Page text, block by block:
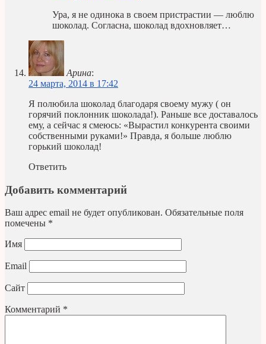
Ура, я не одинока в своем пристрастии — люблю
шоколад. Согласна, шоколад вдохновляет…
Арина:
24 марта, 2014 в 17:42
Я полюбила шоколад благодаря своему мужу ( он
горячий поклонник шоколада!). Раньше все доставалось
ему, а сейчас я смеюсь: «Вырастил конкурента своими
собственными руками!» Правда, я больше люблю
горький шоколад!
Ответить
Добавить комментарий
Ваш адрес email не будет опубликован. Обязательные поля
помечены *
Имя
Email
Сайт
Комментарий *